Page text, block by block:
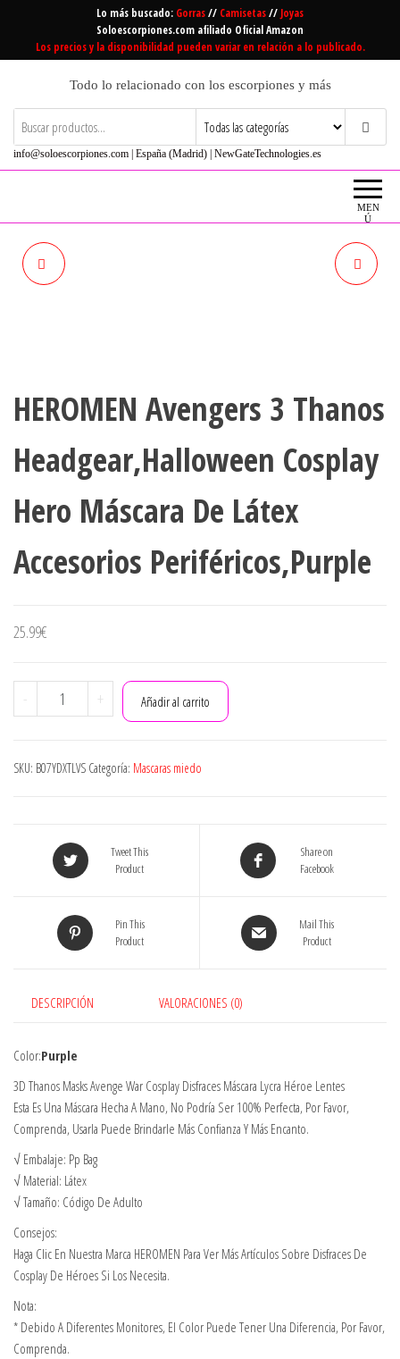
contenido
Lo más buscado: Gorras// Camisetas// Joyas
Soloescorpiones.com afiliado Oficial Amazon
Los precios y la disponibilidad pueden variar en relación a lo publicado.
Todo lo relacionado con los escorpiones y más
info@soloescorpiones.com | España (Madrid) | NewGateTechnologies.es
MEN
Ú
LÁTEX HALLOWEEN COSPLAY
ADULTCODE
HEROMEN Avengers 3 Thanos
Headgear,Halloween Cosplay
Hero Máscara De Látex
Accesorios Periféricos,Purple
25.99€
-
HEROMEN
Avengers
Headgear,Halloween
Máscara
Látex
Periféricos,Purple
cantidad
+ Añadir al carrito
SKU: B07YDXTLVS Categoría: Mascaras miedo
Tweet This
Product
Share on
Facebook
Pin This
Product
Mail This
Product
DESCRIPCIÓN VALORACIONES (0)
Color:Purple
3D Thanos Masks Avenge War Cosplay Disfraces Máscara Lycra Héroe Lentes
Esta Es Una Máscara Hecha A Mano, No Podría Ser 100% Perfecta, Por Favor,
Comprenda, Usarla Puede Brindarle Más Confianza Y Más Encanto.
√ Embalaje: Pp Bag
√ Material: Látex
√ Tamaño: Código De Adulto
Consejos:
Haga Clic En Nuestra Marca HEROMEN Para Ver Más Artículos Sobre Disfraces De
Cosplay De Héroes Si Los Necesita.
Nota:
* Debido A Diferentes Monitores, El Color Puede Tener Una Diferencia, Por Favor,
Comprenda.